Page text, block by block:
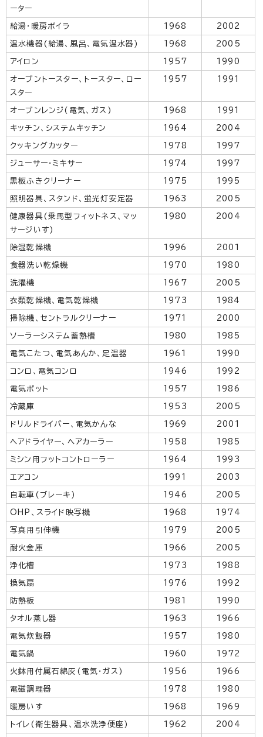
ーター
給湯・暖房ボイラ 1968 2002
温水機器(給湯、風呂、電気温水器) 1968 2005
アイロン 1957 1990
オーブントースター、トースター、ロー
スター
1957 1991
オーブンレンジ(電気、ガス) 1968 1991
キッチン、システムキッチン 1964 2004
クッキングカッター 1978 1997
ジューサー・ミキサー 1974 1997
黒板ふきクリーナー 1975 1995
照明器具、スタンド、蛍光灯安定器 1963 2005
健康器具(乗馬型フィットネス、マッ
サージいす)
1980 2004
除湿乾燥機 1996 2001
食器洗い乾燥機 1970 1980
洗濯機 1967 2005
衣類乾燥機、電気乾燥機 1973 1984
掃除機、セントラルクリーナー 1971 2000
ソーラーシステム蓄熱槽 1980 1985
電気こたつ、電気あんか、足温器 1961 1990
コンロ、電気コンロ 1946 1992
電気ポット 1957 1986
冷蔵庫 1953 2005
ドリルドライバー、電気かんな 1969 2001
ヘアドライヤー、ヘアカーラー 1958 1985
ミシン用フットコントローラー 1964 1993
エアコン 1991 2003
自転車(ブレーキ) 1946 2005
OHP、スライド映写機 1968 1974
写真用引伸機 1979 2005
耐火金庫 1966 2005
浄化槽 1973 1988
換気扇 1976 1992
防熱板 1981 1990
タオル蒸し器 1963 1966
電気炊飯器 1957 1980
電気鍋 1960 1972
火鉢用付属石綿灰(電気・ガス) 1956 1966
電磁調理器 1978 1980
暖房いす 1968 1969
トイレ(衛生器具、温水洗浄便座) 1962 2004